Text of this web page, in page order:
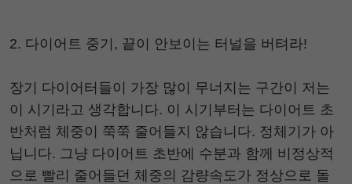
2. 다이어트 중기, 끝이 안보이는 터널을 버텨라!
장기 다이어터들이 가장 많이 무너지는 구간이 저는
이 시기라고 생각합니다. 이 시기부터는 다이어트 초
반처럼 체중이 쭉쭉 줄어들지 않습니다. 정체기가 아
닙니다. 그냥 다이어트 초반에 수분과 함께 비정상적
으로 빨리 줄어들던 체중의 감량속도가 정상으로 돌